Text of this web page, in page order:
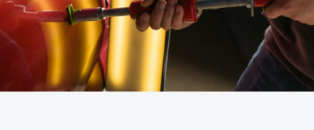
Koplamp herstel
Spotrepair
Steenslagreparatie